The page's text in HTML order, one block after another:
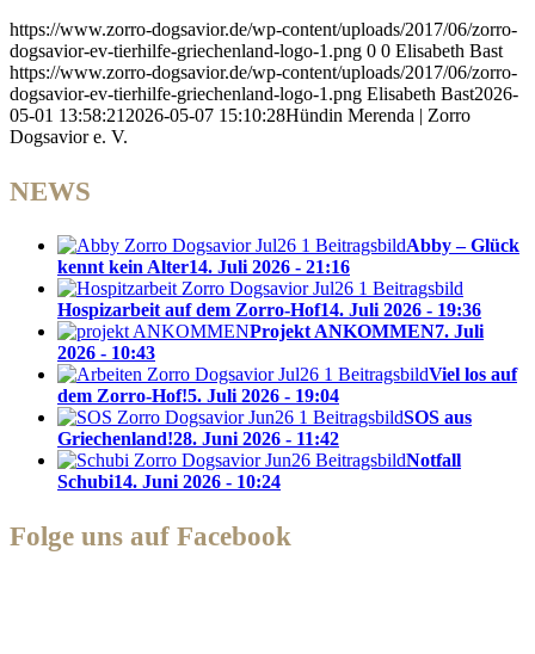
https://www.zorro-dogsavior.de/wp-content/uploads/2017/06/zorro-
dogsavior-ev-tierhilfe-griechenland-logo-1.png 0 0 Elisabeth Bast
https://www.zorro-dogsavior.de/wp-content/uploads/2017/06/zorro-
dogsavior-ev-tierhilfe-griechenland-logo-1.png Elisabeth Bast2026-
05-01 13:58:21 2026-05-07 15:10:28Hündin Merenda | Zorro
Dogsavior e. V.
NEWS
Abby – Glück
kennt kein Alter14. Juli 2026 - 21:16
Hospizarbeit auf dem Zorro-Hof14. Juli 2026 - 19:36
Projekt ANKOMMEN7. Juli
2026 - 10:43
Viel los auf
dem Zorro-Hof!5. Juli 2026 - 19:04
SOS aus
Griechenland!28. Juni 2026 - 11:42
Notfall
Schubi14. Juni 2026 - 10:24
Folge uns auf Facebook